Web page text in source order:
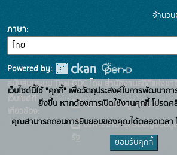
จำนวน
ภาษา
Powered by:
สนับสนุนระบบ Thai-GDC โดย สำนักงานสถิติแห่งชา
เว็บไซต์ที่
เกี่ยวข้อง:
ระบบบัญชีข้อมูลภาครัฐ
บริการนามานุกรมบัญชีข้อมู
เว็บไซต์นี้ใช้ "คุกกี้" เพื่อวัตถุประสงค์ในการพัฒนากา
ยิ่งขึ้น หากต้องการเปิดใช้งานคุกกี้ โปรด
คุณสามารถถอนการยินยอมของคุณได้ตลอดเวลา
ยอมรับคุกกี้